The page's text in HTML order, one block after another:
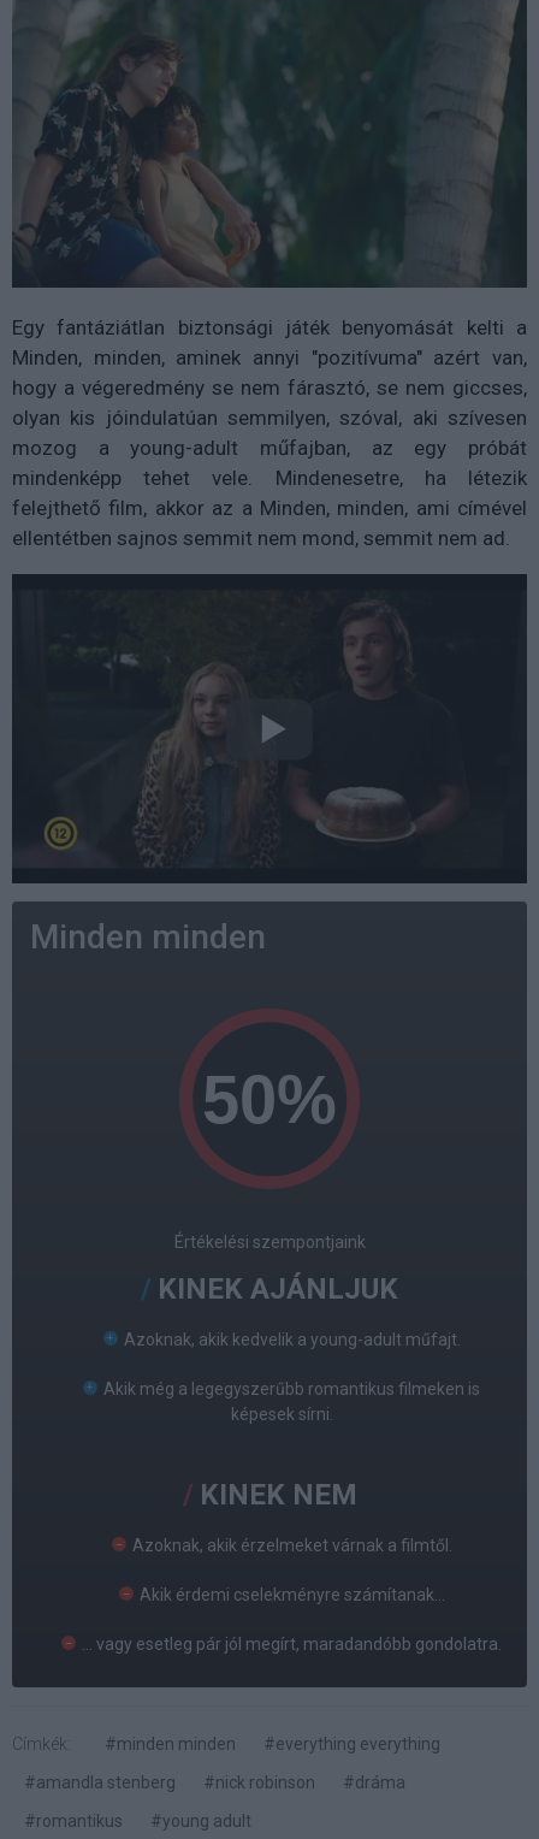
Egy fantáziátlan biztonsági játék benyomását kelti a
Minden, minden, aminek annyi "pozitívuma" azért van,
hogy a végeredmény se nem fárasztó, se nem giccses,
olyan kis jóindulatúan semmilyen, szóval, aki szívesen
mozog a young-adult műfajban, az egy próbát
mindenképp tehet vele. Mindenesetre, ha létezik
felejthető film, akkor az a Minden, minden, ami címével
ellentétben sajnos semmit nem mond, semmit nem ad.
Minden minden
Értékelési szempontjaink
KINEK AJÁNLJUK
Azoknak, akik kedvelik a young-adult műfajt.
Akik még a legegyszerűbb romantikus filmeken is
képesek sírni.
KINEK NEM
Azoknak, akik érzelmeket várnak a filmtől.
Akik érdemi cselekményre számítanak...
... vagy esetleg pár jól megírt, maradandóbb gondolatra.
Címkék: #minden minden
#everything everything
#amandla stenberg
#nick robinson
#dráma
#romantikus
#young adult